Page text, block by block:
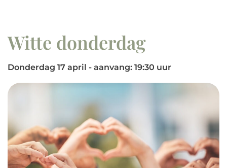
Witte donderdag
Donderdag 17 april - aanvang: 19:30 uur